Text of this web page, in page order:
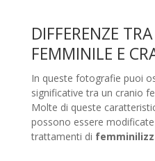
DIFFERENZE
FEMMINILE E
In queste fotografie puoi
significative tra un cranio
Molte di queste
possono essere
trattamenti di